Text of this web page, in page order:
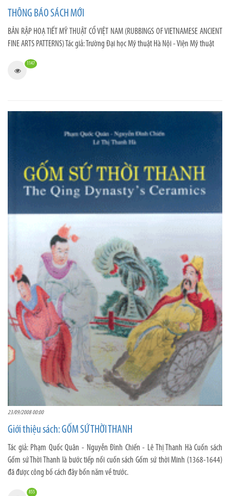
THÔNG BÁO SÁCH MỚI
BẢN RẬP HOẠ TIẾT MỸ THUẬT CỔ VIỆT NAM (RUBBINGS OF VIETNAMESE ANCIENT
FINE ARTS PATTERNS) Tác giả: Trường Đại học Mỹ thuật Hà Nội - Viện Mỹ thuật
1147
23/09/2008 00:00
Giới thiệu sách: GỐM SỨ THỜI THANH
Tác giả: Phạm Quốc Quân - Nguyễn Đình Chiến - Lê Thị Thanh Hà Cuốn sách
Gốm sứ Thời Thanh là bước tiếp nối cuốn sách Gốm sứ thời Minh (1368-1644)
đã được công bố cách đây bốn năm về trước.
855